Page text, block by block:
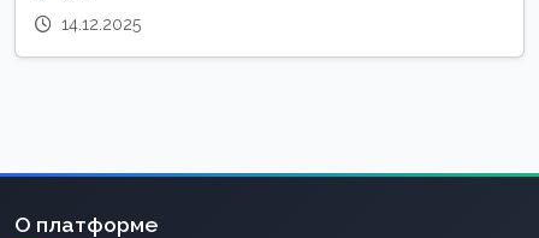
14.12.2025
О платформе